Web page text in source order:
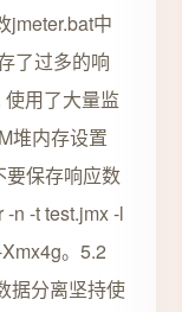
jmeter.bat中
了过多的响
使用了大量监
堆内存设置
保存响应数
n -t test.jmx -l
。5.2
据分离坚持使